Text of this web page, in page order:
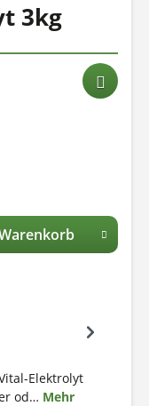
3kg
Elektrolyt
od… Mehr